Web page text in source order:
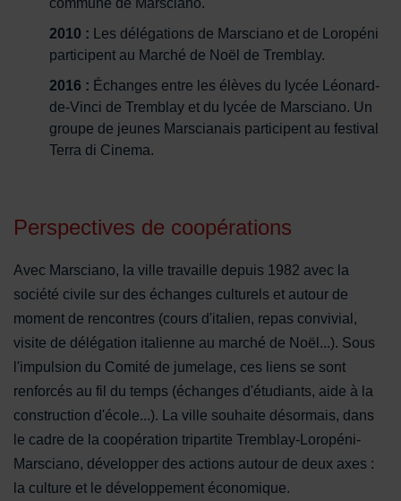
commune de Marsciano.
2010 : Les délégations de Marsciano et de Loropéni
participent au Marché de Noël de Tremblay.
2016 : Échanges entre les élèves du lycée Léonard-
de-Vinci de Tremblay et du lycée de Marsciano. Un
groupe de jeunes Marscianais participent au festival
Terra di Cinema.
Perspectives de coopérations
Avec Marsciano, la ville travaille depuis 1982 avec la
société civile sur des échanges culturels et autour de
moment de rencontres (cours d'italien, repas convivial,
visite de délégation italienne au marché de Noël...). Sous
l'impulsion du Comité de jumelage, ces liens se sont
renforcés au fil du temps (échanges d'étudiants, aide à la
construction d'école...). La ville souhaite désormais, dans
le cadre de la coopération tripartite Tremblay-Loropéni-
Marsciano, développer des actions autour de deux axes :
la culture et le développement économique.